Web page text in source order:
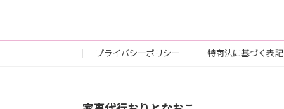
プライバシーポリシー 特商法に基づく表記